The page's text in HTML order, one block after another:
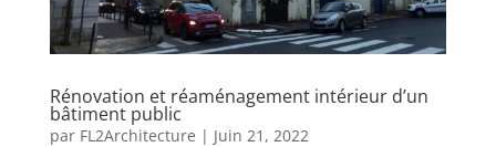
Rénovation et réaménagement intérieur d’un
bâtiment public
par FL2Architecture | Juin 21, 2022